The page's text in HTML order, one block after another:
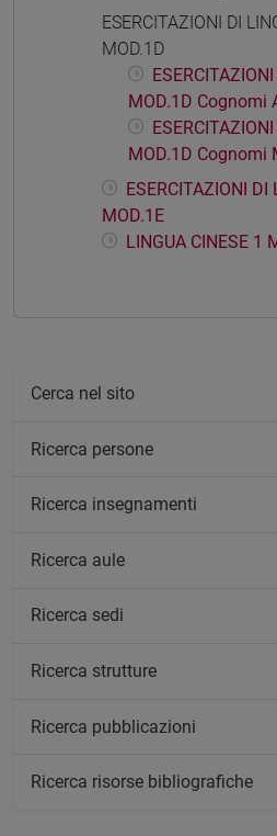
ESERCITAZIONI DI
MOD.1D
MOD.1D Cognomi
MOD.1D Cognomi
ESERCITAZIONI DI
MOD.1E
LINGUA CINESE 1
Cerca nel sito
Ricerca persone
Ricerca insegnamenti
Ricerca aule
Ricerca sedi
Ricerca strutture
Ricerca pubblicazioni
Ricerca risorse bibliografiche